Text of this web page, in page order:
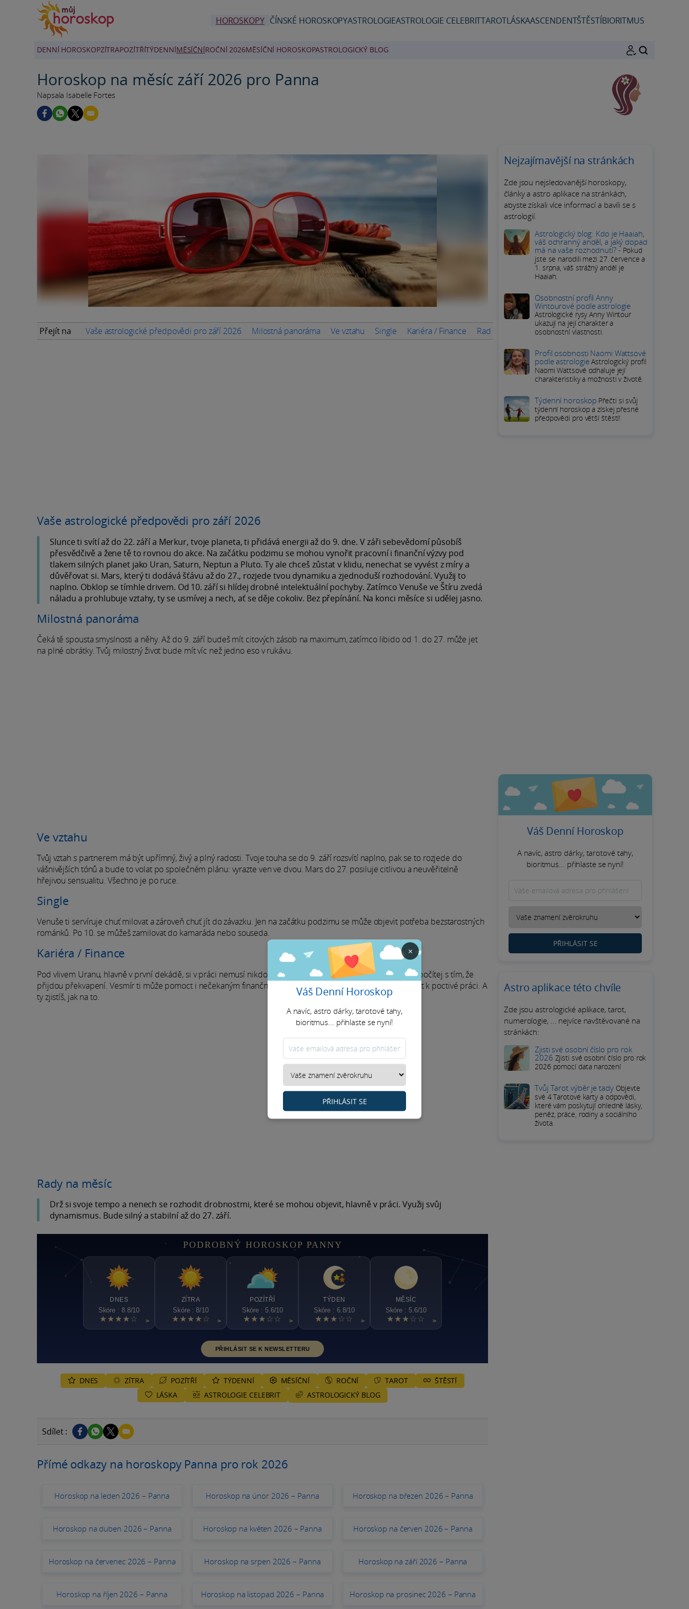
HOROSKOPY ČÍNSKÉ HOROSKOPYASTROLOGIEASTROLOGIE CELEBRITTAROTLÁSKAASCENDENTŠTĚSTÍBIORITMUS
DENNÍ HOROSKOPZÍTRAPOZÍTŘÍTÝDENNÍMĚSÍČNÍROČNÍ 2026MĚSÍČNÍ HOROSKOPASTROLOGICKÝ BLOG
Horoskop na měsíc září 2026 pro Panna
Napsala Isabelle Fortes
Přejít na Vaše astrologické předpovědi pro září 2026 Milostná panoráma Ve vztahu Single Kariéra / Finance Rady na měsíc PODROBNÝ HOROSKOP Panny
Vaše astrologické předpovědi pro září 2026
Slunce ti svítí až do 22. září a Merkur, tvoje planeta, ti přidává energii až do 9. dne. V záři sebevědomí působíš
přesvědčivě a žene tě to rovnou do akce. Na začátku podzimu se mohou vynořit pracovní i finanční výzvy pod
tlakem silných planet jako Uran, Saturn, Neptun a Pluto. Ty ale chceš zůstat v klidu, nenechat se vyvést z míry a
důvěřovat si. Mars, který ti dodává šťávu až do 27., rozjede tvou dynamiku a zjednoduší rozhodování. Využij to
naplno. Obklop se tímhle drivem. Od 10. září si hlídej drobné intelektuální pochyby. Zatímco Venuše ve Štíru zvedá
náladu a prohlubuje vztahy, ty se usmívej a nech, ať se děje cokoliv. Bez přepínání. Na konci měsíce si udělej jasno.
Milostná panoráma
Čeká tě spousta smyslnosti a něhy. Až do 9. září budeš mít citových zásob na maximum, zatímco libido od 1. do 27. může jet
na plné obrátky. Tvůj milostný život bude mít víc než jedno eso v rukávu.
Ve vztahu
Tvůj vztah s partnerem má být upřímný, živý a plný radosti. Tvoje touha se do 9. září rozsvítí naplno, pak se to rozjede do
vášnivějších tónů a bude to volat po společném plánu: vyrazte ven ve dvou. Mars do 27. posiluje citlivou a neuvěřitelně
hřejivou sensualitu. Všechno je po ruce.
Single
Venuše ti servíruje chuť milovat a zároveň chuť jít do závazku. Jen na začátku podzimu se může objevit potřeba bezstarostných
románků. Po 10. se můžeš zamilovat do kamaráda nebo souseda.
Kariéra / Finance
Pod vlivem Uranu, hlavně v první dekádě, si v práci nemusí nikdo dělat starosti. Klidná hlava, jisté kroky. Jen počítej s tím, že
přijdou překvapení. Vesmír ti může pomoct i nečekaným finančním přilepšením, zatímco Pluto tě bude tlačit k poctivé práci. A
ty zjistíš, jak na to.
Rady na měsíc
Drž si svoje tempo a nenech se rozhodit drobnostmi, které se mohou objevit, hlavně v práci. Využij svůj
dynamismus. Bude silný a stabilní až do 27. září.
PODROBNÝ HOROSKOP PANNY
DNES
Skóre : 8.8/10
★★★★☆ >
ZÍTRA
Skóre : 8/10
★★★★☆ >
POZÍTŘÍ
Skóre : 5.6/10
★★★☆☆ >
TÝDEN
Skóre : 6.8/10
★★★☆☆ >
MĚSÍC
Skóre : 5.6/10
★★★☆☆ >
PŘIHLÁSIT SE K NEWSLETTERU
DNES ZÍTRA POZÍTŘÍ TÝDENNÍ MĚSÍČNÍ ROČNÍ TAROT
ŠTĚSTÍ
LÁSKA
ASTROLOGIE CELEBRIT ASTROLOGICKÝ BLOG
Sdílet :
Přímé odkazy na horoskopy Panna pro rok 2026
Horoskop na leden 2026 – Panna Horoskop na únor 2026 – Panna Horoskop na březen 2026 – Panna
Horoskop na duben 2026 – Panna Horoskop na květen 2026 – Panna Horoskop na červen 2026 – Panna
Horoskop na červenec 2026 – Panna Horoskop na srpen 2026 – Panna Horoskop na září 2026 – Panna
Horoskop na říjen 2026 – Panna Horoskop na listopad 2026 – Panna Horoskop na prosinec 2026 – Panna
Nejzajímavější na stránkách
Zde jsou nejsledovanější horoskopy,
články a astro aplikace na stránkách,
abyste získali více informací a bavili se s
astrologií.
Astrologický blog: Kdo je Haaiah,
váš ochranný anděl, a jaký dopad
má na vaše rozhodnutí? - Pokud
jste se narodili mezi 27. července a
1. srpna, váš strážný anděl je
Haaiah.
Osobnostní profil Anny
Wintourové podle astrologie
Astrologické rysy Anny Wintour
ukazují na její charakter a
osobnostní vlastnosti.
Profil osobnosti Naomi Wattsové
podle astrologieAstrologický profil
Naomi Wattsové odhaluje její
charakteristiky a možnosti v životě.
Týdenní horoskop Přečti si svůj
týdenní horoskop a získej přesné
předpovědi pro větší štěstí!
Váš Denní Horoskop
A navíc, astro dárky, tarotové tahy,
bioritmus... přihlaste se nyní!
PŘIHLÁSIT SE
Astro aplikace této chvíle
Zde jsou astrologické aplikace, tarot,
numerologie, ... nejvíce navštěvované na
stránkách:
Zjisti své osobní číslo pro rok
2026 Zjisti své osobní číslo pro rok
2026 pomocí data narození
Tvůj Tarot výběr je tady Objevte
své 4 Tarotové karty a odpovědi,
které vám poskytují ohledně lásky,
peněz, práce, rodiny a sociálního
života.
×
Váš Denní Horoskop
A navíc, astro dárky, tarotové tahy,
bioritmus... přihlaste se nyní!
PŘIHLÁSIT SE